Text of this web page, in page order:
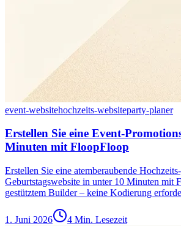
event-websitehochzeits-websiteparty-planer
Erstellen Sie eine Event-
Minuten mit FloopFloop
Erstellen Sie eine atemberaubende
Geburtstagswebsite in unter 10 Minuten mit
gestütztem Builder – keine Kodierung
1. Juni 2026 4 Min. Lesezeit